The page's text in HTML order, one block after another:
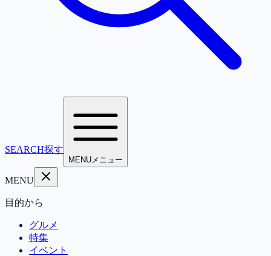
SEARCH探す
MENUメニュー
MENU
目的から
グルメ
特集
イベント